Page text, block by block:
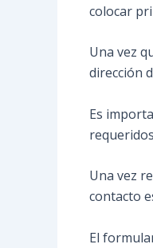
colocar
Una vez
dirección
Es
Una vez
contacto
El